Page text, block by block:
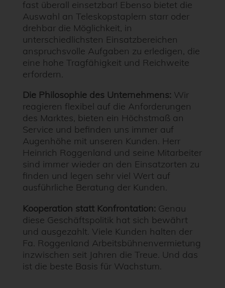
fast überall einsetzbar! Ebenso bietet die
Auswahl an Teleskopstaplern starr oder
drehbar die Möglichkeit, in
unterschiedlichsten Einsatzbereichen
anspruchsvolle Aufgaben zu erledigen, die
eine hohe Tragfähigkeit und Reichweite
erfordern.
Die Philosophie des Unternehmens: Wir
reagieren flexibel auf die Anforderungen
des Marktes, bieten ein Höchstmaß an
Service und befinden uns immer auf
Augenhöhe mit unseren Kunden. Herr
Heinrich Roggenland und seine Mitarbeiter
sind immer wieder an den Einsatzorten zu
finden und legen sehr viel Wert auf
ausführliche Beratung der Kunden.
Kooperation statt Konfrontation: Genau
diese Geschäftspolitik hat sich bewährt
und ausgezahlt. Viele Kunden halten der
Fa. Roggenland Arbeitsbühnenvermietung
inzwischen seit Jahren die Treue. Und das
ist die beste Basis für Wachstum.